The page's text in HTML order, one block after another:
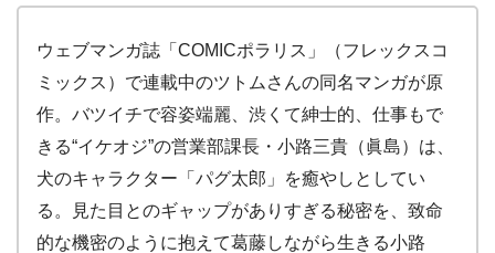
ウェブマンガ誌「COMICポラリス」（フレックスコ
ミックス）で連載中のツトムさんの同名マンガが原
作。バツイチで容姿端麗、渋くて紳士的、仕事もで
きる“イケオジ”の営業部課長・小路三貴（眞島）は、
犬のキャラクター「パグ太郎」を癒やしとしてい
る。見た目とのギャップがありすぎる秘密を、致命
的な機密のように抱えて葛藤しながら生きる小路